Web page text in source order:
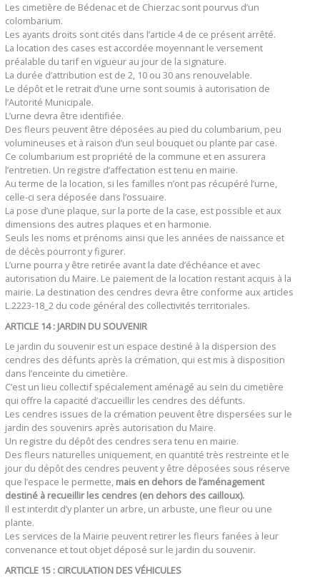
Les cimetière de Bédenac et de Chierzac sont pourvus d’un
colombarium.
Les ayants droits sont cités dans l’article 4 de ce présent arrêté.
La location des cases est accordée moyennant le versement
préalable du tarif en vigueur au jour de la signature.
La durée d’attribution est de 2, 10 ou 30 ans renouvelable.
Le dépôt et le retrait d’une urne sont soumis à autorisation de
l’Autorité Municipale.
L’urne devra être identifiée.
Des fleurs peuvent être déposées au pied du columbarium, peu
volumineuses et à raison d’un seul bouquet ou plante par case.
Ce columbarium est propriété de la commune et en assurera
l’entretien. Un registre d’affectation est tenu en mairie.
Au terme de la location, si les familles n’ont pas récupéré l’urne,
celle-ci sera déposée dans l’ossuaire.
La pose d’une plaque, sur la porte de la case, est possible et aux
dimensions des autres plaques et en harmonie.
Seuls les noms et prénoms ainsi que les années de naissance et
de décès pourront y figurer.
L’urne pourra y être retirée avant la date d’échéance et avec
autorisation du Maire. Le paiement de la location restant acquis à la
mairie. La destination des cendres devra être conforme aux articles
L.2223-18_2 du code général des collectivités territoriales.
ARTICLE 14 : JARDIN DU SOUVENIR
Le jardin du souvenir est un espace destiné à la dispersion des
cendres des défunts après la crémation, qui est mis à disposition
dans l’enceinte du cimetière.
C’est un lieu collectif spécialement aménagé au sein du cimetière
qui offre la capacité d’accueillir les cendres des défunts.
Les cendres issues de la crémation peuvent être dispersées sur le
jardin des souvenirs après autorisation du Maire.
Un registre du dépôt des cendres sera tenu en mairie.
Des fleurs naturelles uniquement, en quantité très restreinte et le
jour du dépôt des cendres peuvent y être déposées sous réserve
que l’espace le permette, mais en dehors de l’aménagement
destiné à recueillir les cendres (en dehors des cailloux).
Il est interdit d’y planter un arbre, un arbuste, une fleur ou une
plante.
Les services de la Mairie peuvent retirer les fleurs fanées à leur
convenance et tout objet déposé sur le jardin du souvenir.
ARTICLE 15 : CIRCULATION DES VÉHICULES